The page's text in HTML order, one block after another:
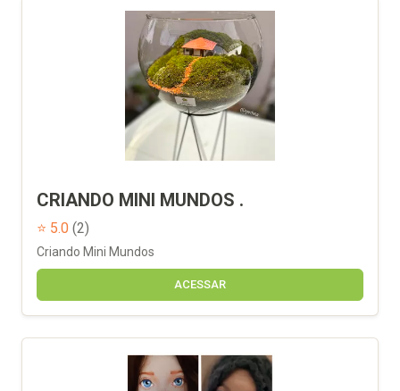
CRIANDO MINI MUNDOS .
⭐ 5.0 (2)
Criando Mini Mundos
ACESSAR